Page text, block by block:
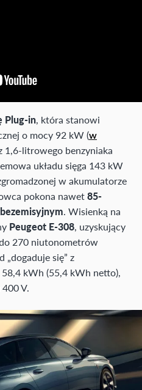
Plug-in, która stanowi
o mocy 92 kW (w
1,6-litrowego benzyniaka
układu sięga 143 kW
w akumulatorze
pokona nawet85-
. Wisienką na
Peugeot E-308, uzyskujący
270 niutonometrów
„dogaduje się” z
kWh (55,4 kWh netto),
V.